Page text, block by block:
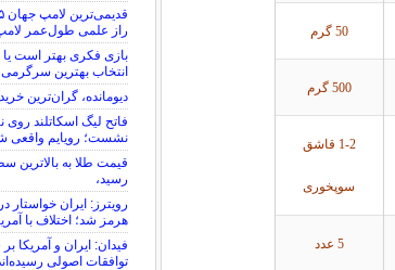
50 گرم
500 گرم
1-2 قاشق
سوپخوری
5 عدد
راز علمی طول‌عمر
بازی فکری بهتر است
انتخاب بهترین سرگرمی
دیومانده، گران‌ترین
فاتح لیگ اسکاتلند روی
نشست؛ رویایم واقعی
رسید،
رویترز: ایران خواستار
هرمز شد؛ اختلاف با
فیدان: ایران و آمریکا
توافقات اصولی